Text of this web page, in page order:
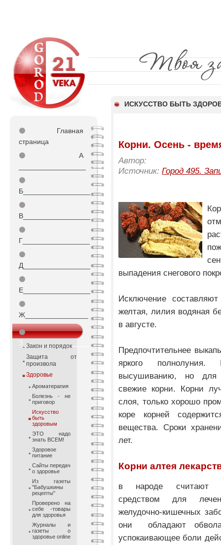
ИСКУССТВО БЫТЬ
⚫
Главная
страница
⚫
А
⚫
Б_________________
⚫
В_________________
⚫
Г_________________
⚫
Д_________________
⚫
Е_________________
⚫
Ж________________
⚫
З_________________
Закон и порядок
Защита от
произвола
Здоровье
Ароматерапия
Болезнь - не
приговор
Искусство
быть
здоровым
ЭТО надо
знать ВСЕМ!
Здоровое
питание
Сайты передач
о здоровье
Из газеты
"Бабушкины
рецепты"
Проверено на
себе -товары
для здоровья
Журналы и
газеты о
здоровье online
Корни. Осень -
Автор:
Источник:Город 495.
выпадения снегового
Исключение
желтая, лилия водяная
в августе.
Предпочтительнее
яркого
высушиванию, но для
свежие корни. Корни
слоя, только хорошо
коре корней
вещества. Сроки
лет.
Корни алтея
в народе считают
средством для
желудочно-кишечных
они обладают
успокаивающее боли